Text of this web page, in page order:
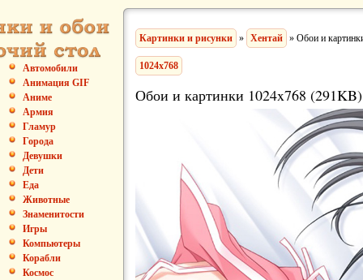
Автомобили
Анимация GIF
Аниме
Армия
Гламур
Города
Девушки
Дети
Еда
Животные
Знаменитости
Игры
Компьютеры
Корабли
Космос
Картинки и рисунки » Хентай » Обои и
1024x768
Обои и картинки 1024x768 (291KB)